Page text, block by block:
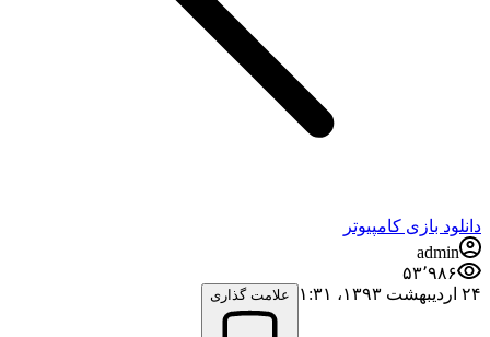
دانلود بازی کامپیوتر
admin
۵۳٬۹۸۶
۲۴ اردیبهشت ۱۳۹۳،‏ ۱:۳۱
علامت گذاری